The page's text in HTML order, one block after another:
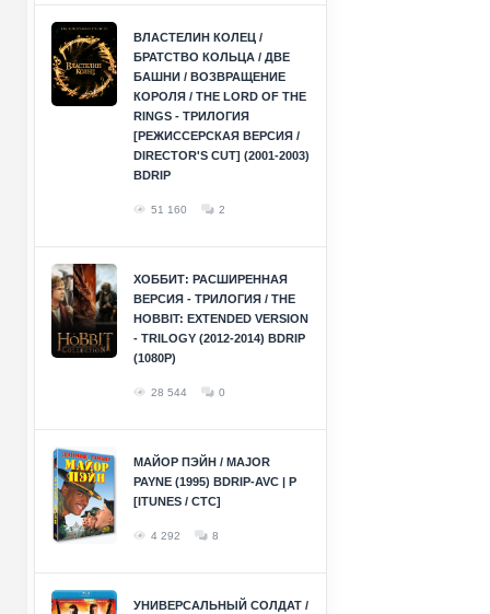
ВЛАСТЕЛИН КОЛЕЦ /
БРАТСТВО КОЛЬЦА / ДВЕ
БАШНИ / ВОЗВРАЩЕНИЕ
КОРОЛЯ / THE LORD OF THE
RINGS - ТРИЛОГИЯ
[РЕЖИССЕРСКАЯ ВЕРСИЯ /
DIRECTOR'S CUT] (2001-2003)
BDRIP
51 160 2
ХОББИТ: РАСШИРЕННАЯ
ВЕРСИЯ - ТРИЛОГИЯ / THE
HOBBIT: EXTENDED VERSION
- TRILOGY (2012-2014) BDRIP
(1080P)
28 544 0
МАЙОР ПЭЙН / MAJOR
PAYNE (1995) BDRIP-AVC | P
[ITUNES / СТС]
4 292 8
УНИВЕРСАЛЬНЫЙ СОЛДАТ /